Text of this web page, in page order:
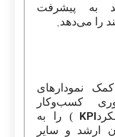
به پیشرفت
را می‌دهد.
نمودارهای
کسب‌وکار
KPI) را به
ارشد و سایر